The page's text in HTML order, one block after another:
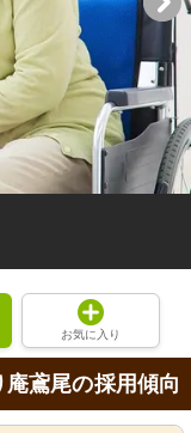
お気に入り
鳶尾の採用傾向